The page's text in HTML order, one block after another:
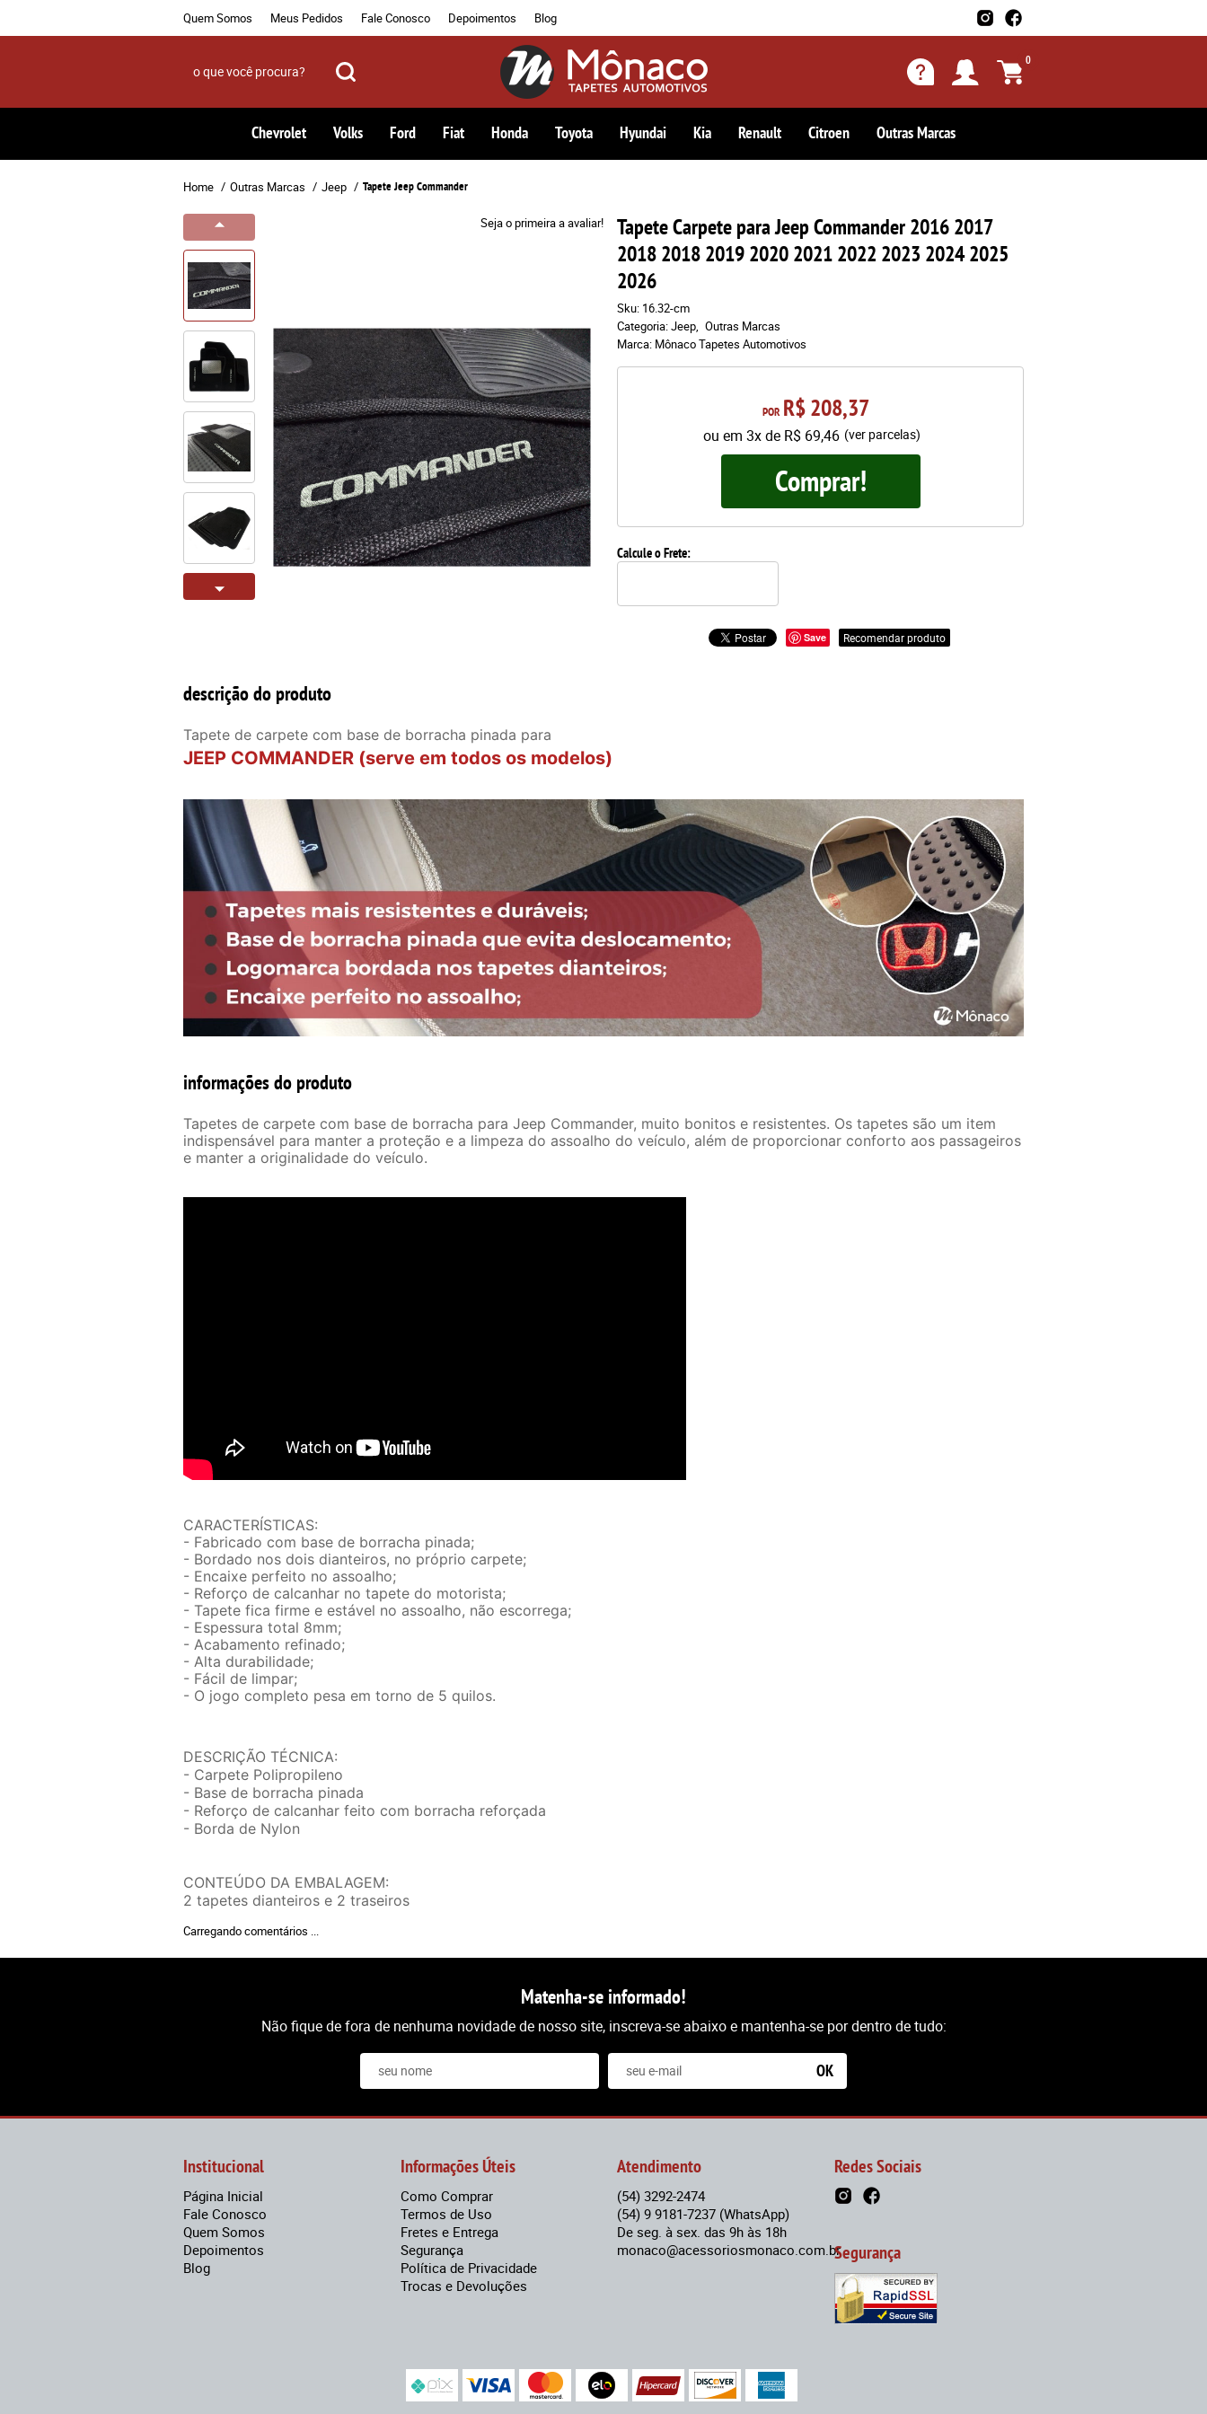
Quem Somos Meus Pedidos Fale Conosco Depoimentos Blog
0
Chevrolet Volks Ford Fiat Honda Toyota Hyundai Kia Renault Citroen Outras Marcas
Home Outras Marcas Jeep Tapete Jeep Commander
Seja o primeira a avaliar!
Tapete Carpete para Jeep Commander 2016 2017
2018 2018 2019 2020 2021 2022 2023 2024 2025
2026
Sku: 16.32-cm
Categoria:Jeep Outras Marcas
Marca: Mônaco Tapetes Automotivos
POR R$ 208,37
ou em 3xde R$ 69,46 (ver parcelas)
Comprar!
Calcule o Frete:
Save Recomendar produto
descrição do produto
Tapete de carpete com base de borracha pinada para
JEEP COMMANDER (serve em todos os modelos)
informações do produto
Tapetes de carpete com base de borracha para Jeep Commander, muito bonitos e resistentes. Os tapetes são um item
indispensável para manter a proteção e a limpeza do assoalho do veículo, além de proporcionar conforto aos passageiros
e manter a originalidade do veículo.
CARACTERÍSTICAS:
- Fabricado com base de borracha pinada;
- Bordado nos dois dianteiros, no próprio carpete;
- Encaixe perfeito no assoalho;
- Reforço de calcanhar no tapete do motorista;
- Tapete fica firme e estável no assoalho, não escorrega;
- Espessura total 8mm;
- Acabamento refinado;
- Alta durabilidade;
- Fácil de limpar;
- O jogo completo pesa em torno de 5 quilos.
DESCRIÇÃO TÉCNICA:
- Carpete Polipropileno
- Base de borracha pinada
- Reforço de calcanhar feito com borracha reforçada
- Borda de Nylon
CONTEÚDO DA EMBALAGEM:
2 tapetes dianteiros e 2 traseiros
Carregando comentários ...
Matenha-se informado!
Não fique de fora de nenhuma novidade de nosso site, inscreva-se abaixo e mantenha-se por dentro de tudo:
OK
Institucional
Página Inicial
Fale Conosco
Quem Somos
Depoimentos
Blog
Informações Úteis
Como Comprar
Termos de Uso
Fretes e Entrega
Segurança
Política de Privacidade
Trocas e Devoluções
Atendimento
(54) 3292-2474
(54) 9 9181-7237 (WhatsApp)
De seg. à sex. das 9h às 18h
monaco@acessoriosmonaco.com.br
Redes Sociais
Segurança